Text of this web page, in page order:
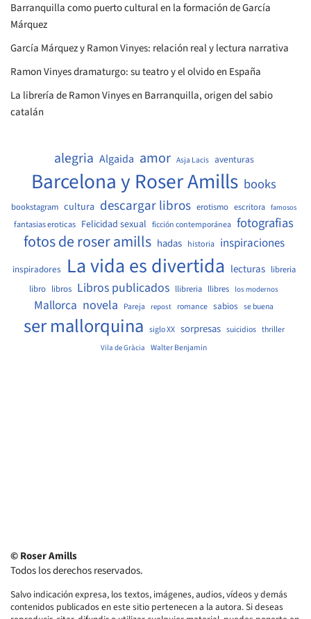
Barranquilla como puerto cultural en la formación de García
Márquez
García Márquez y Ramon Vinyes: relación real y lectura narrativa
Ramon Vinyes dramaturgo: su teatro y el olvido en España
La librería de Ramon Vinyes en Barranquilla, origen del sabio
catalán
alegria Algaida amor Asja Lacis aventuras
Barcelona y Roser Amills books
bookstagram cultura descargar libros erotismo escritora famosos
fantasias eroticas Felicidad sexual ficción contemporánea fotografias
fotos de roser amills hadas historia inspiraciones
inspiradores La vida es divertida lecturas libreria
libro libros Libros publicados llibreria llibres los modernos
Mallorca novela Pareja repost romance sabios se buena
ser mallorquina siglo XX sorpresas suicidios thriller
Vila de Gràcia Walter Benjamin
© Roser Amills
Todos los derechos reservados.
Salvo indicación expresa, los textos, imágenes, audios, vídeos y demás
contenidos publicados en este sitio pertenecen a la autora. Si deseas